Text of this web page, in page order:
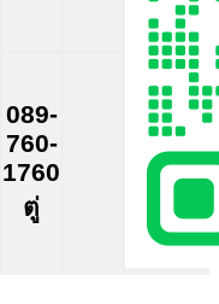
089-
760-
1760
ตู่